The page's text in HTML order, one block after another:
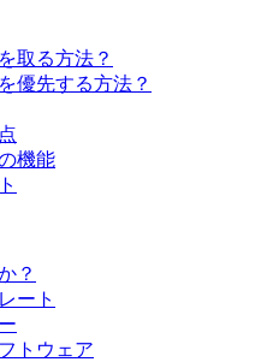
取る方法？
優先する方法？
機能
？
ート
トウェア